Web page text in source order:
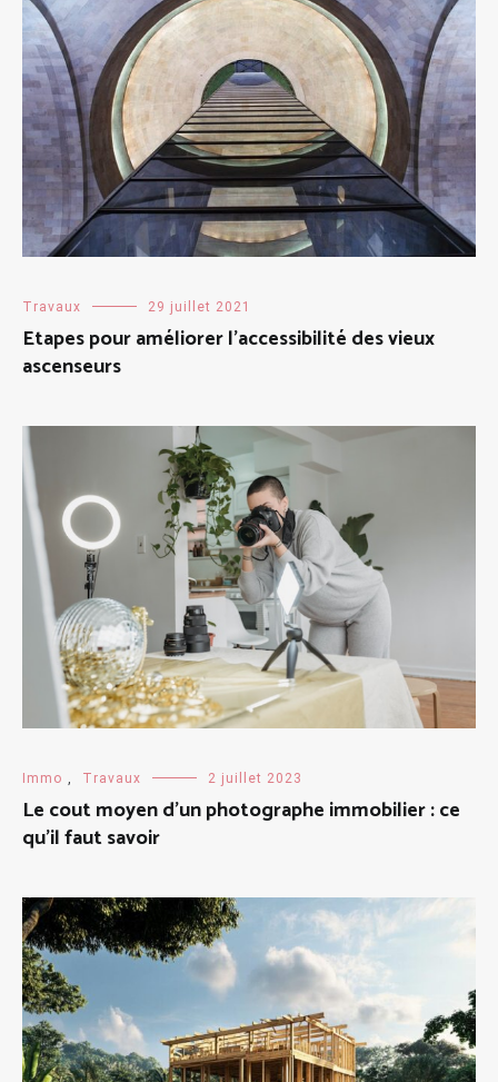
Travaux 29 juillet 2021
Etapes pour améliorer l’accessibilité des vieux
ascenseurs
Immo , Travaux 2 juillet 2023
Le cout moyen d’un photographe immobilier : ce
qu’il faut savoir